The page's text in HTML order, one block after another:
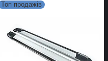
Топ продажів